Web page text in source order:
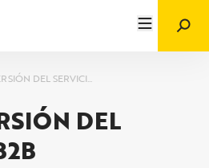
DEL SERVICI...
DEL